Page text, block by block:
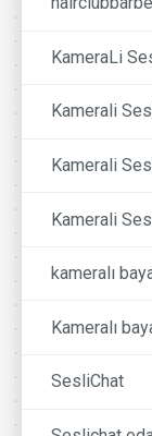
KameraLi
Kamerali
Kamerali
Kamerali
kameralı
Kameralı
SesliChat